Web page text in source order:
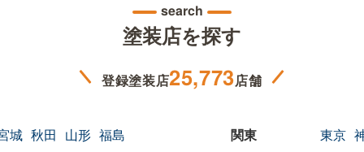
search
塗装店を探す
登録塗装店25,773店舗
城 秋田 山形 福島 東京